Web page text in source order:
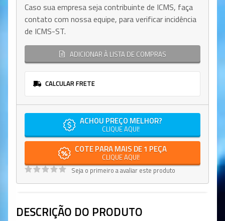
Caso sua empresa seja contribuinte de ICMS, faça
contato com nossa equipe, para verificar incidência
de ICMS-ST.
ADICIONAR À LISTA DE COMPRAS
CALCULAR FRETE
ACHOU PREÇO MELHOR?
CLIQUE AQUI!
COTE PARA MAIS DE 1 PEÇA
CLIQUE AQUI!
Seja o primeiro a avaliar este produto
DESCRIÇÃO DO PRODUTO